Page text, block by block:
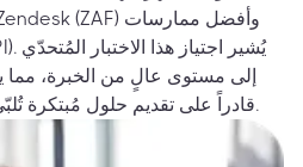
إلى مستوى عالٍ من الخبرة، مما
قادراً على تقديم حلول مُبتكرة تُلبّي احتياجات الأعمال المُعقّدة.